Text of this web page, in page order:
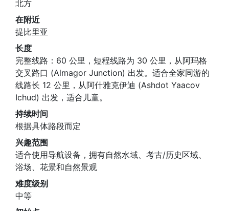
北方
在附近
提比里亚
长度
完整线路：60 公里，短程线路为 30 公里，从阿玛格
交叉路口 (Almagor Junction) 出发。适合全家同游的
线路长 12 公里，从阿什雅克伊迪 (Ashdot Yaacov
Ichud) 出发，适合儿童。
持续时间
根据具体路段而定
兴趣范围
适合使用导航设备，拥有自然水域、考古/历史区域、
浴场、花景和自然景观
难度级别
中等